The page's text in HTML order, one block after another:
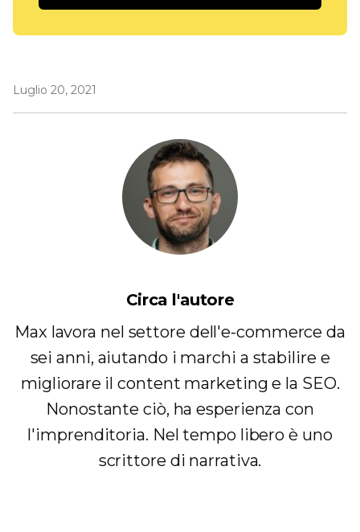
Luglio 20, 2021
Circa l'autore
Max lavora nel settore dell'e-commerce da
sei anni, aiutando i marchi a stabilire e
migliorare il content marketing e la SEO.
Nonostante ciò, ha esperienza con
l'imprenditoria. Nel tempo libero è uno
scrittore di narrativa.